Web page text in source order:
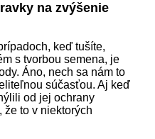
na zvýšenie
keď tušíte,
s tvorbou semena, je
Áno, nech sa nám to
súčasťou. Aj keď
od jej ochrany
že to v niektorých